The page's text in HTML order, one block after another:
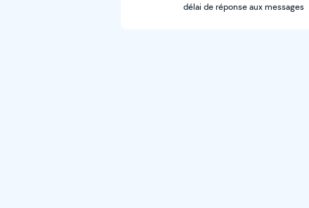
délai de réponse aux messages